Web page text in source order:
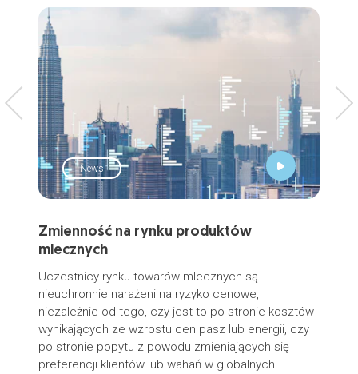
News
Zmienność na rynku produktów
mlecznych
Uczestnicy rynku towarów mlecznych są
nieuchronnie narażeni na ryzyko cenowe,
niezależnie od tego, czy jest to po stronie kosztów
wynikających ze wzrostu cen pasz lub energii, czy
po stronie popytu z powodu zmieniających się
preferencji klientów lub wahań w globalnych